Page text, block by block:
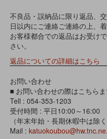
不良品・誤納品に限り返品、
日以内にご連絡ご連絡の上、
お客様都合での返品はお受け
さい。
返品についての詳細はこちら
お問い合わせ
■ お問い合わせの際はこちら
Tell : 054-353-1203
受付時間 : 平日10:00～16:00
（年末年始・長期休暇中は除く
Mail :